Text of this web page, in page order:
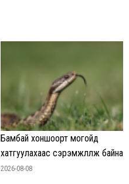
Бамбай хоншоорт могойд
хатгуулахаас сэрэмжлүүлж байна
2026-08-08